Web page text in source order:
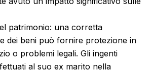
patrimonio: una corretta
dei beni può fornire protezione in
o problemi legali. Gli ingenti
al suo ex marito nella